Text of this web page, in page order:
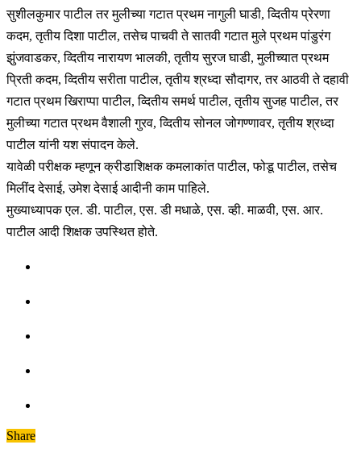
सुशीलकुमार पाटील तर मुलीच्या गटात प्रथम नागुली घाडी, व्दितीय प्रेरणा
कदम, तृतीय दिशा पाटील, तसेच पाचवी ते सातवी गटात मुले प्रथम पांडुरंग
झुंजवाडकर, व्दितीय नारायण भालकी, तृतीय सुरज घाडी, मुलीच्यात प्रथम
प्रिती कदम, व्दितीय सरीता पाटील, तृतीय श्रध्दा सौदागर, तर आठवी ते दहावी
गटात प्रथम खिराप्पा पाटील, व्दितीय समर्थ पाटील, तृतीय सुजह पाटील, तर
मुलीच्या गटात प्रथम वैशाली गुरव, व्दितीय सोनल जोगण्णावर, तृतीय श्रध्दा
पाटील यांनी यश संपादन केले.
यावेळी परीक्षक म्हणून क्रीडाशिक्षक कमलाकांत पाटील, फोडू पाटील, तसेच
मिलींद देसाई, उमेश देसाई आदीनी काम पाहिले.
मुख्याध्यापक एल. डी. पाटील, एस. डी मधाळे, एस. व्ही. माळवी, एस. आर.
पाटील आदी शिक्षक उपस्थित होते.
Share